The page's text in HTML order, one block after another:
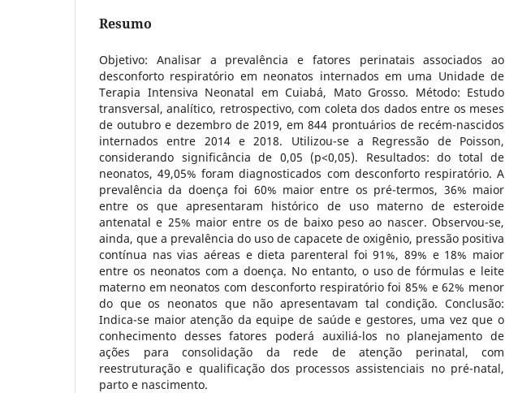
Resumo
Objetivo: Analisar a prevalência e fatores perinatais associados ao
desconforto respiratório em neonatos internados em uma Unidade de
Terapia Intensiva Neonatal em Cuiabá, Mato Grosso. Método: Estudo
transversal, analítico, retrospectivo, com coleta dos dados entre os meses
de outubro e dezembro de 2019, em 844 prontuários de recém-nascidos
internados entre 2014 e 2018. Utilizou-se a Regressão de Poisson,
considerando significância de 0,05 (p<0,05). Resultados: do total de
neonatos, 49,05% foram diagnosticados com desconforto respiratório. A
prevalência da doença foi 60% maior entre os pré-termos, 36% maior
entre os que apresentaram histórico de uso materno de esteroide
antenatal e 25% maior entre os de baixo peso ao nascer. Observou-se,
ainda, que a prevalência do uso de capacete de oxigênio, pressão positiva
contínua nas vias aéreas e dieta parenteral foi 91%, 89% e 18% maior
entre os neonatos com a doença. No entanto, o uso de fórmulas e leite
materno em neonatos com desconforto respiratório foi 85% e 62% menor
do que os neonatos que não apresentavam tal condição. Conclusão:
Indica-se maior atenção da equipe de saúde e gestores, uma vez que o
conhecimento desses fatores poderá auxiliá-los no planejamento de
ações para consolidação da rede de atenção perinatal, com
reestruturação e qualificação dos processos assistenciais no pré-natal,
parto e nascimento.